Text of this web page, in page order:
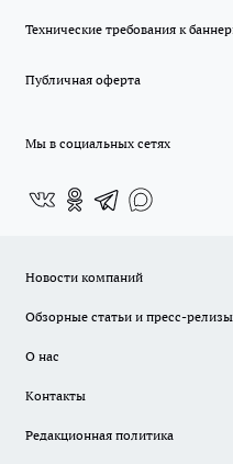
Технические требования к
Публичная оферта
Мы в социальных сетях
Новости компаний
Обзорные статьи и пресс-релизы
О нас
Контакты
Редакционная политика